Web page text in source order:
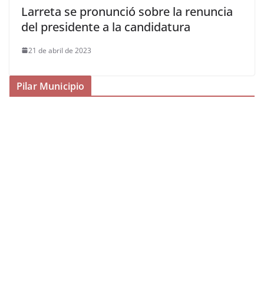
Larreta se pronunció sobre la renuncia
del presidente a la candidatura
21 de abril de 2023
Pilar Municipio